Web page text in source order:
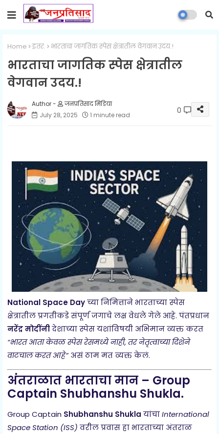
Home इतर. भारताचा जागतिक स्पेस क्षेत्रातील वेगवान उदय.!
भारताचा जागतिक स्पेस क्षेत्रातील
वेगवान उदय.!
जनप्रतिसाद मिडिया
July 28, 2025
1 minute read 0
National Space Dayच्या निमित्ताने भारताच्या स्पेस
क्षेत्रातील प्रगतीकडे संपूर्ण जगाचे लक्ष वेधले गेले आहे. पंतप्रधान
नरेंद्र मोदींनीदेशाच्या स्पेस यशांविषयी अभिमान व्यक्त करत
“भारत आता केवळ स्पेस रेसमध्ये नाही, तर नेतृत्वाच्या दिशेने
वाटचाल करत आहे”असं ठाम मत व्यक्त केलं.
अंतराळात भारताचा मान – Group
Captain Shubhanshu Shukla.
Group Captain Shubhanshu Shukla यांचाInternational
Space Station (ISS) वरील प्रवास हा भारताच्या अंतराळ